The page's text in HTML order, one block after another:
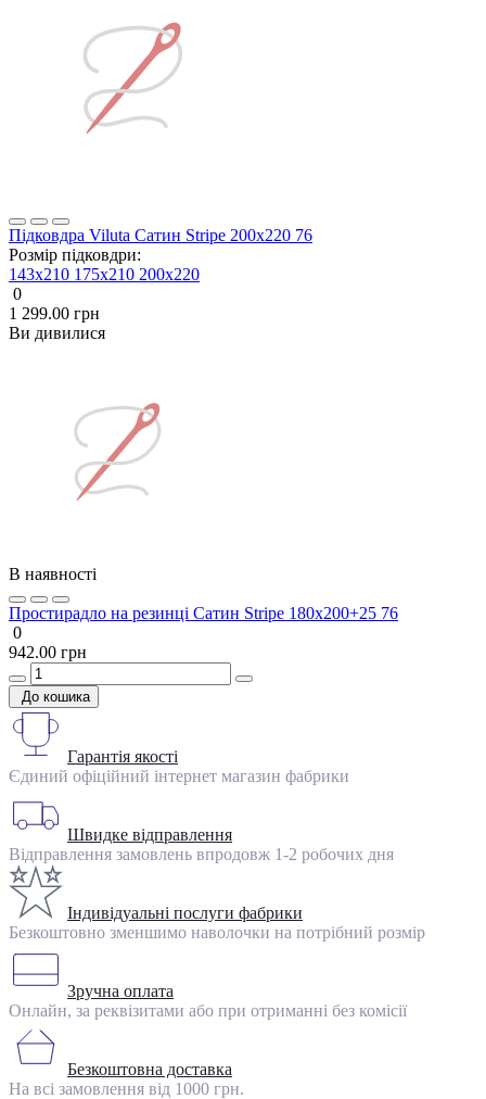
Підковдра Viluta Сатин Stripe 200х220 76
Розмір підковдри:
143x210 175x210 200х220
0
1 299.00 грн
Ви дивилися
В наявності
Простирадло на резинці Сатин Stripe 180х200+25 76
0
942.00 грн
До кошика
Гарантія якості
Єдиний офіційний інтернет магазин фабрики
Швидке відправлення
Відправлення замовлень впродовж 1-2 робочих дня
Індивідуальні послуги фабрики
Безкоштовно зменшимо наволочки на потрібний розмір
Зручна оплата
Онлайн, за реквізитами або при отриманні без комісії
Безкоштовна доставка
На всі замовлення від 1000 грн.